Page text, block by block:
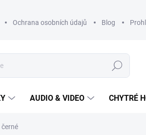
Ochrana osobních údajů Blog
Hledat
AUDIO & VIDEO CHYTRÉ